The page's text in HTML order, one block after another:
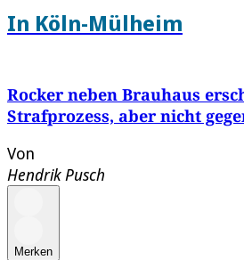
In Köln-Mülheim
Rocker neben Brauhaus
Strafprozess, aber nicht
Von
Hendrik Pusch
Merken